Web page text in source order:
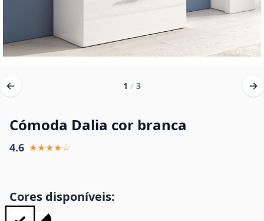
1 / 3
Cómoda Dalia cor branca
4.6 ★★★★☆
Cores disponíveis: